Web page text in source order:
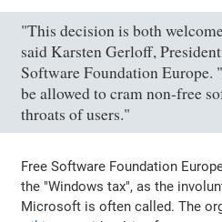
"This decision is both
said Karsten Gerloff,
Software Foundation Europe.
be allowed to cram non-free
throats of users."
Free Software Foundation
the "Windows tax", as the
Microsoft is often called. The